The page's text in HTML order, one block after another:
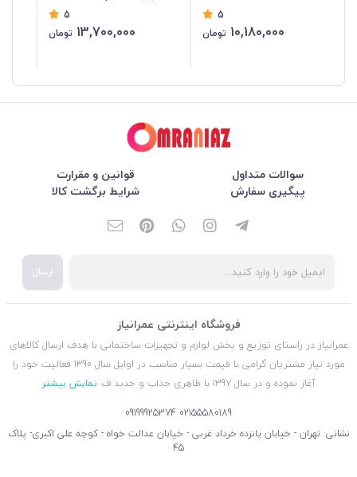
5
10,180,000 تومان
5
13,700,000 تومان
سوالات متداول
قوانین و مقرارت
پیگیری سفارش
شرایط برگشت کالا
ارسال
فروشگاه اینترنتی عمرانیاز
عمرانیاز در راستای توزیع و پخش لوازم و تجهیزات ساختمانی با هدف ارسال کالاهای
مورد نیاز مشتریان گرامی با قیمت بسیار مناسب در اوایل سال 1390 فعالیت خود را
آغاز نموده و در سال 1397 با ظاهری جذاب و جدید ف
نمایش بیشتر
02155580189
09199925374
نشانی: تهران - خیابان پانزده خرداد غربی - خیابان عدالت خواه - کوچه علی اکبری- پلاک
45